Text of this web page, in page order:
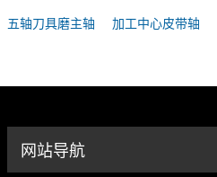
五轴刀具磨主轴
加工中心皮带轴
网站导航